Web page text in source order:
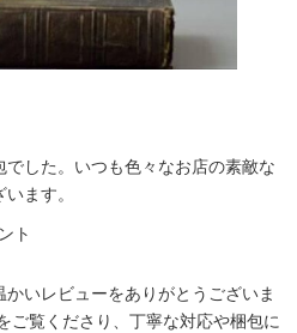
した。いつも色々なお店の素敵な
ます。
ト
いレビューをありがとうございま
ご覧くださり、丁寧な対応や梱包に